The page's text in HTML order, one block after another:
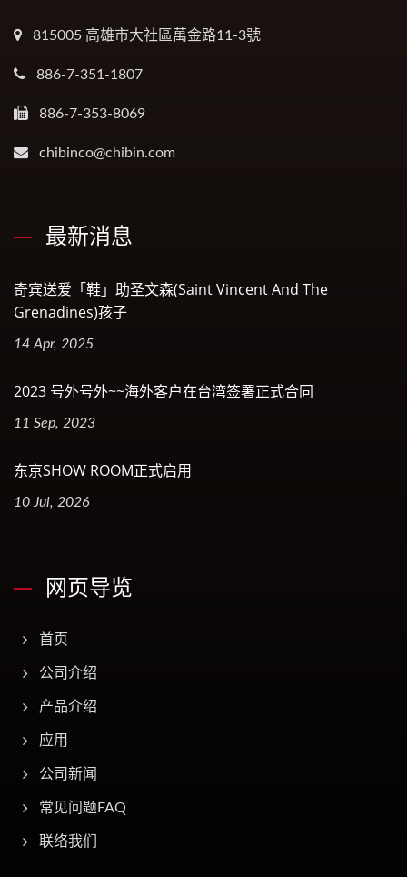
815005 高雄市大社區萬金路11-3號
886-7-351-1807
886-7-353-8069
chibinco@chibin.com
最新消息
奇宾送爱「鞋」助圣文森(Saint Vincent And The
Grenadines)孩子
14 Apr, 2025
2023 号外号外~~海外客户在台湾签署正式合同
11 Sep, 2023
东京SHOW ROOM正式启用
10 Jul, 2026
网页导览
首页
公司介绍
产品介绍
应用
公司新闻
常见问题FAQ
联络我们